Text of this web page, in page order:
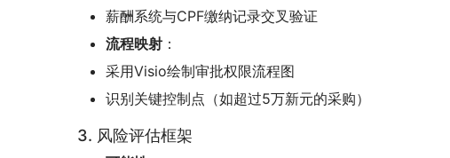
薪酬系统与CPF缴纳记录交叉验证
流程映射 ：
采用Visio绘制审批权限流程图
识别关键控制点（如超过5万新元的采购）
3. 风险评估框架